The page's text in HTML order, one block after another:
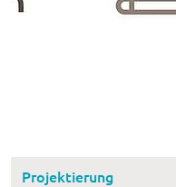
Projektierung